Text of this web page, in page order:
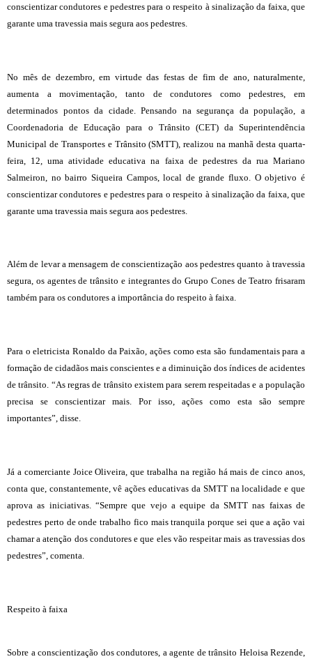
conscientizar condutores e pedestres para o respeito à sinalização da faixa, que
garante uma travessia mais segura aos pedestres.
No mês de dezembro, em virtude das festas de fim de ano, naturalmente,
aumenta a movimentação, tanto de condutores como pedestres, em
determinados pontos da cidade. Pensando na segurança da população, a
Coordenadoria de Educação para o Trânsito (CET) da Superintendência
Municipal de Transportes e Trânsito (SMTT), realizou na manhã desta quarta-
feira, 12, uma atividade educativa na faixa de pedestres da rua Mariano
Salmeiron, no bairro Siqueira Campos, local de grande fluxo. O objetivo é
conscientizar condutores e pedestres para o respeito à sinalização da faixa, que
garante uma travessia mais segura aos pedestres.
Além de levar a mensagem de conscientização aos pedestres quanto à travessia
segura, os agentes de trânsito e integrantes do Grupo Cones de Teatro frisaram
também para os condutores a importância do respeito à faixa.
Para o eletricista Ronaldo da Paixão, ações como esta são fundamentais para a
formação de cidadãos mais conscientes e a diminuição dos índices de acidentes
de trânsito. “As regras de trânsito existem para serem respeitadas e a população
precisa se conscientizar mais. Por isso, ações como esta são sempre
importantes”, disse.
Já a comerciante Joice Oliveira, que trabalha na região há mais de cinco anos,
conta que, constantemente, vê ações educativas da SMTT na localidade e que
aprova as iniciativas. “Sempre que vejo a equipe da SMTT nas faixas de
pedestres perto de onde trabalho fico mais tranquila porque sei que a ação vai
chamar a atenção dos condutores e que eles vão respeitar mais as travessias dos
pedestres”, comenta.
Respeito à faixa
Sobre a conscientização dos condutores, a agente de trânsito Heloisa Rezende,